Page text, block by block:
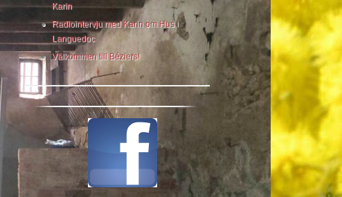
Karin
Radiointervju med Karin om Hus i
Languedoc
Välkommen till Béziers!